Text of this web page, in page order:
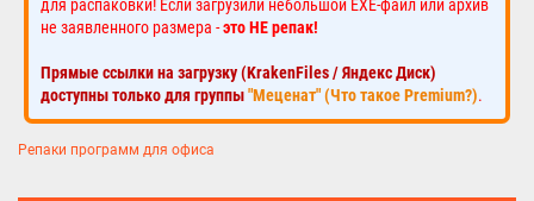
для распаковки! Если загрузили небольшой EXE-файл или архив
не заявленного размера -это НЕ репак!
Прямые ссылки на загрузку (KrakenFiles / Яндекс Диск)
доступны только для группы"Меценат" (Что такое Premium?).
Репаки программ для офиса